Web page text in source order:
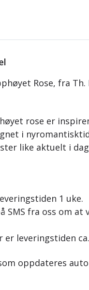
Rose, fra Th.
rose er
i
like aktuelt i
1 uke.
SMS fra oss om at
er leveringstiden
oppdateres